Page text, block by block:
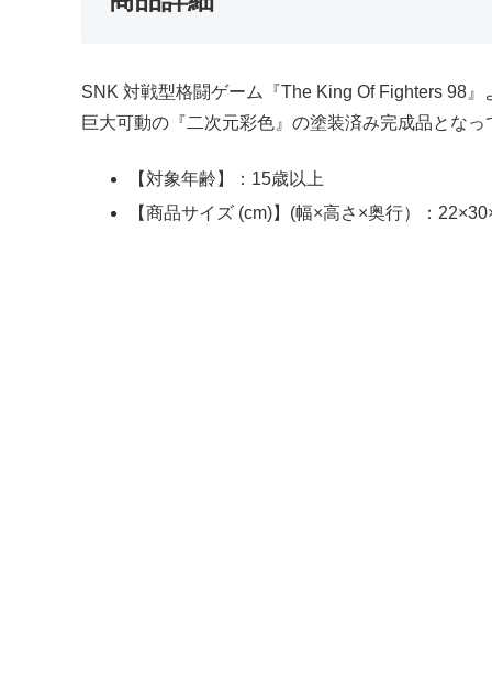
SNK 対戦型格闘ゲーム『The King Of Fighters 98
巨大可動の『二次元彩色』の塗装済み完成品となっ
【対象年齢】：15歳以上
【商品サイズ (cm)】(幅×高さ×奥行）：